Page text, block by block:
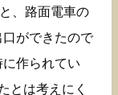
、路面電車の
ができたので
作られてい
とは考えにく